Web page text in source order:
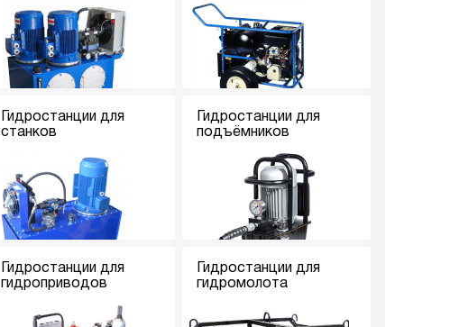
Гидростанции для
станков
Гидростанции для
подъёмников
Гидростанции для
гидроприводов
Гидростанции для
гидромолота